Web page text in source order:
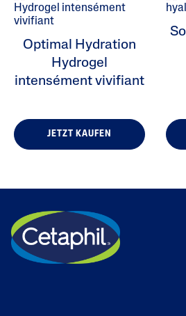
ALL FILTERS
État De La Peau
Type De Peau
Optimal Hydration
Hydrogel
intensément vivifiant
JETZT KAUFEN